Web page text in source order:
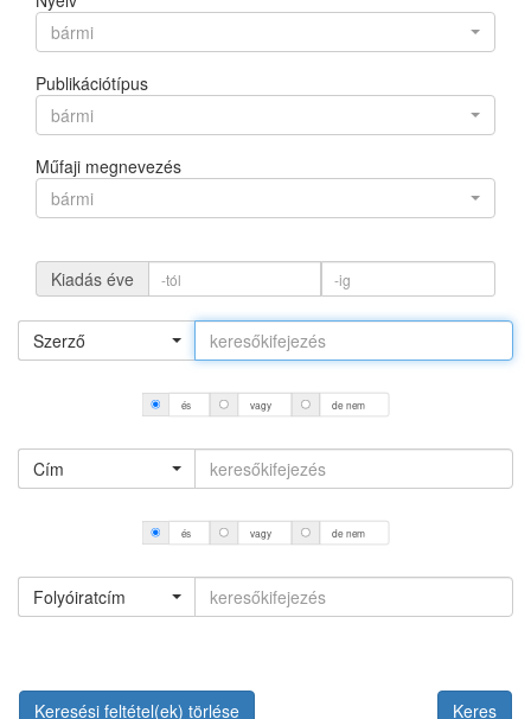
bármi
Publikációtípus
bármi
Műfaji megnevezés
bármi
Kiadás éve
Szerző
és vagy de nem
Cím
és vagy de nem
Folyóiratcím
Keresési feltétel(ek) törlése